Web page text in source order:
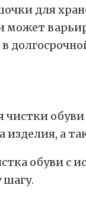
для
а
обуви с
шагу.